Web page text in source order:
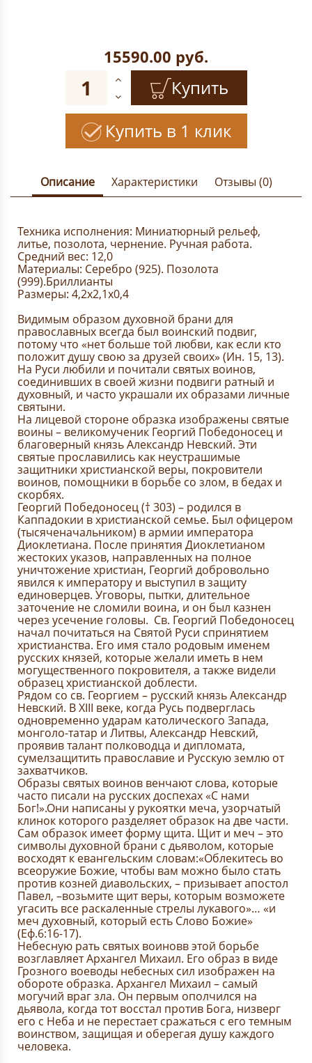
15590.00 руб.
Купить
Купить в 1 клик
Описание Характеристики Отзывы (0)
Техника исполнения: Миниатюрный рельеф,
литье, позолота, чернение. Ручная работа.
Средний вес: 12,0
Материалы: Серебро (925). Позолота
(999).Бриллианты
Размеры: 4,2х2,1х0,4
Видимым образом духовной брани для
православных всегда был воинский подвиг,
потому что «нет больше той любви, как если кто
положит душу свою за друзей своих» (Ин. 15, 13).
На Руси любили и почитали святых воинов,
соединивших в своей жизни подвиги ратный и
духовный, и часто украшали их образами личные
святыни.
На лицевой стороне образка изображены святые
воины – великомученик Георгий Победоносец и
благоверный князь Александр Невский. Эти
святые прославились как неустрашимые
защитники христианской веры, покровители
воинов, помощники в борьбе со злом, в бедах и
скорбях.
Георгий Победоносец († 303) – родился в
Каппадокии в христианской семье. Был офицером
(тысяченачальником) в армии императора
Диоклетиана. После принятия Диоклетианом
жестоких указов, направленных на полное
уничтожение христиан, Георгий добровольно
явился к императору и выступил в защиту
единоверцев. Уговоры, пытки, длительное
заточение не сломили воина, и он был казнен
через усечение головы. Св. Георгий Победоносец
начал почитаться на Святой Руси спринятием
христианства. Его имя стало родовым именем
русских князей, которые желали иметь в нем
могущественного покровителя, а также видели
образец христианской доблести.
Рядом со св. Георгием – русский князь Александр
Невский. В XIII веке, когда Русь подверглась
одновременно ударам католического Запада,
монголо-татар и Литвы, Александр Невский,
проявив талант полководца и дипломата,
сумелзащитить православие и Русскую землю от
захватчиков.
Образы святых воинов венчают слова, которые
часто писали на русских доспехах «С нами
Бог!».Они написаны у рукоятки меча, узорчатый
клинок которого разделяет образок на две части.
Сам образок имеет форму щита. Щит и меч – это
символы духовной брани с дьяволом, которые
восходят к евангельским словам:«Облекитесь во
всеоружие Божие, чтобы вам можно было стать
против козней диавольских, – призывает апостол
Павел, –возьмите щит веры, которым возможете
угасить все раскаленные стрелы лукавого»… «и
меч духовный, который есть Слово Божие»
(Еф.6:16-17).
Небесную рать святых воиновв этой борьбе
возглавляет Архангел Михаил. Его образ в виде
Грозного воеводы небесных сил изображен на
обороте образка. Архангел Михаил – самый
могучий враг зла. Он первым ополчился на
дьявола, когда тот восстал против Бога, низверг
его с Неба и не перестает сражаться с его темным
воинством, защищая и оберегая душу каждого
человека.